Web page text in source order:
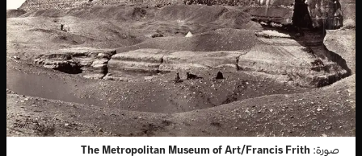
صورة: The Metropolitan Museum of Art/Francis Frith